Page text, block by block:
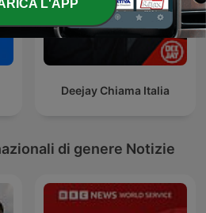
Deejay Chiama Italia
di genere Notizie
L'APP